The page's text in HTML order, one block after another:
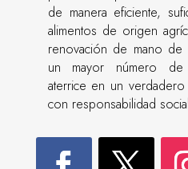
de manera eficiente,
alimentos de origen
renovación de mano
un mayor número de
aterrice en un
con responsabilidad